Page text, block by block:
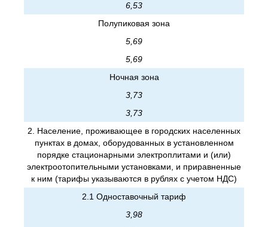
6,53
Полупиковая зона
5,69
5,69
Ночная зона
3,73
3,73
2. Население, проживающее в городских населенных
пунктах в домах, оборудованных в установленном
порядке стационарными электроплитами и (или)
электроотопительными установками, и приравненные
к ним (тарифы указываются в рублях с учетом НДС)
2.1 Одноставочный тариф
3,98